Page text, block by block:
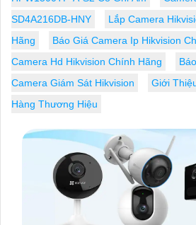
SD4A216DB-HNY
Lắp Camera
Hãng
Báo Giá Camera Ip Hikvision
Camera Hd Hikvision Chính Hãng
Camera Giám Sát Hikvision
Giới
Hàng Thương Hiệu